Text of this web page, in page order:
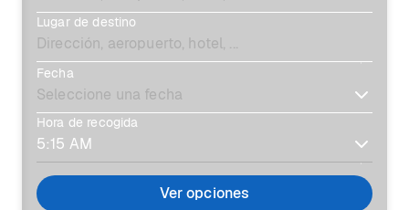
Lugar de destino
Fecha
Hora de recogida
Ver opciones